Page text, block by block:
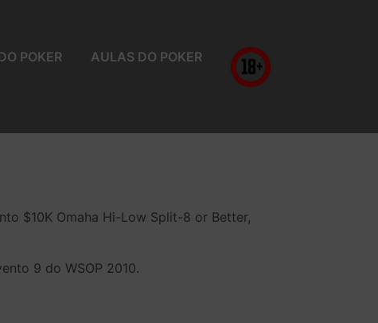
POKER AULAS DO POKER
$10K Omaha Hi-Low Split-8 or Better,
9 do WSOP 2010.